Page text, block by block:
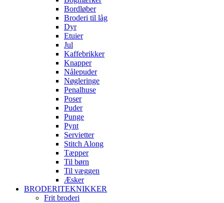
Bordløber
Broderi til låg
Dyr
Etuier
Jul
Kaffebrikker
Knapper
Nålepuder
Nøgleringe
Penalhuse
Poser
Puder
Punge
Pynt
Servietter
Stitch Along
Tæpper
Til børn
Til væggen
Æsker
BRODERITEKNIKKER
Frit broderi